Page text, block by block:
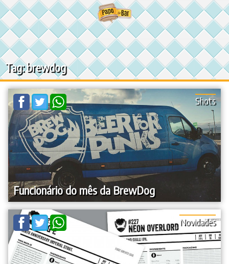
Ir
para
o
conteúdo
Tag: brewdog
Funcionário do mês da BrewDog
Shots
Novidades